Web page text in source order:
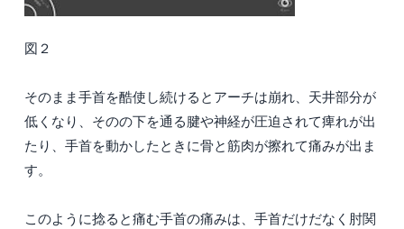
図２
そのまま手首を酷使し続けるとアーチは崩れ、天井部分が
低くなり、そのの下を通る腱や神経が圧迫されて痺れが出
たり、手首を動かしたときに骨と筋肉が擦れて痛みが出ま
す。
このように捻ると痛む手首の痛みは、手首だけだなく肘関